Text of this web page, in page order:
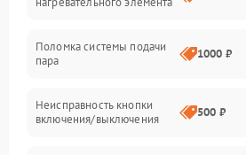
Поломка системы подачи
пара
1000 ₽
Неисправность кнопки
включения/выключения
500 ₽